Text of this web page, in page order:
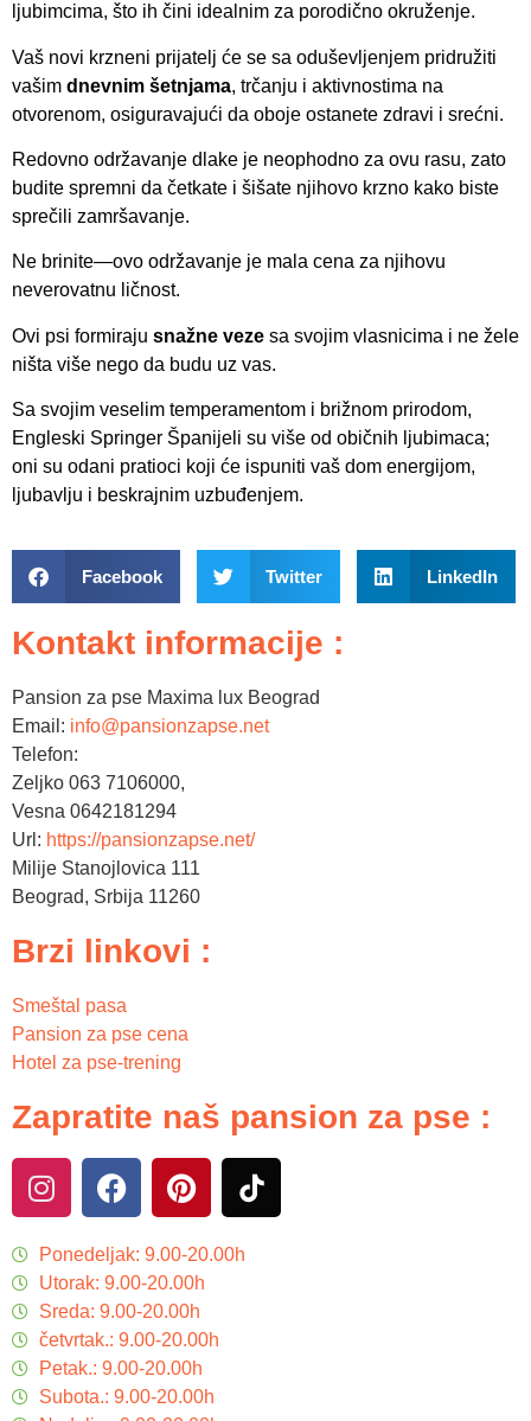
ljubimcima, što ih čini idealnim za porodično okruženje.
Vaš novi krzneni prijatelj će se sa oduševljenjem pridružiti
vašim dnevnim šetnjama, trčanju i aktivnostima na
otvorenom, osiguravajući da oboje ostanete zdravi i srećni.
Redovno održavanje dlake je neophodno za ovu rasu, zato
budite spremni da četkate i šišate njihovo krzno kako biste
sprečili zamršavanje.
Ne brinite—ovo održavanje je mala cena za njihovu
neverovatnu ličnost.
Ovi psi formiraju snažne veze sa svojim vlasnicima i ne žele
ništa više nego da budu uz vas.
Sa svojim veselim temperamentom i brižnom prirodom,
Engleski Springer Španijeli su više od običnih ljubimaca;
oni su odani pratioci koji će ispuniti vaš dom energijom,
ljubavlju i beskrajnim uzbuđenjem.
Facebook Twitter LinkedIn
Kontakt informacije :
Pansion za pse Maxima lux Beograd
Email: info@pansionzapse.net
Telefon:
Zeljko 063 7106000,
Vesna 0642181294
Url: https://pansionzapse.net/
Milije Stanojlovica 111
Beograd, Srbija 11260
Brzi linkovi :
Smeštal pasa
Pansion za pse cena
Hotel za pse-trening
Zapratite naš pansion za pse :
Ponedeljak: 9.00-20.00h
Utorak: 9.00-20.00h
Sreda: 9.00-20.00h
četvrtak.: 9.00-20.00h
Petak.: 9.00-20.00h
Subota.: 9.00-20.00h